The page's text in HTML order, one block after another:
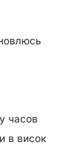
часов
в висок